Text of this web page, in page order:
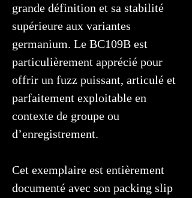
grande définition et sa stabilité
supérieure aux variantes
germanium. Le BC109B est
particulièrement apprécié pour
offrir un fuzz puissant, articulé et
parfaitement exploitable en
contexte de groupe ou
d’enregistrement.
Cet exemplaire est entièrement
documenté avec son packing slip